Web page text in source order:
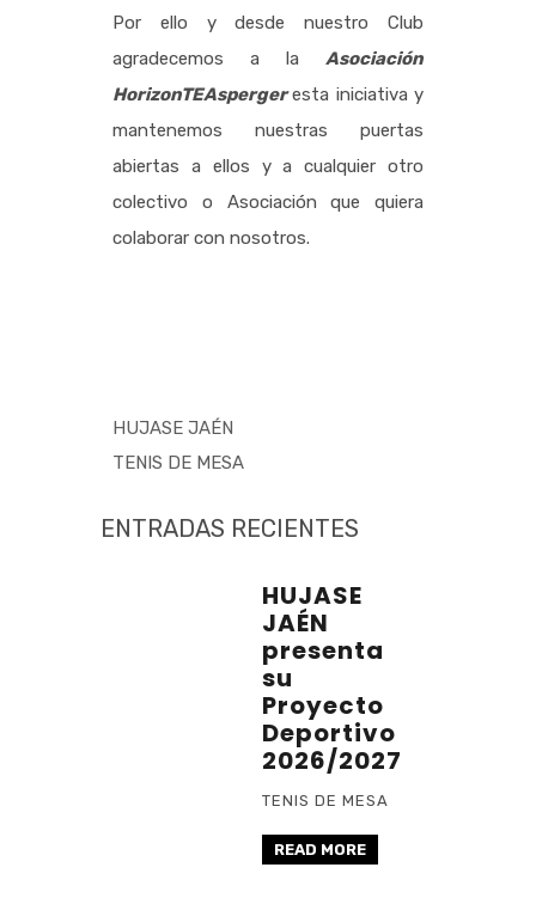
Por ello y desde nuestro Club
agradecemos a la Asociación
HorizonTEAsperger esta iniciativa y
mantenemos nuestras puertas
abiertas a ellos y a cualquier otro
colectivo o Asociación que quiera
colaborar con nosotros.
HUJASE JAÉN
TENIS DE MESA
ENTRADAS RECIENTES
HUJASE
JAÉN
presenta
su
Proyecto
Deportivo
2026/2027
TENIS DE MESA
READ MORE